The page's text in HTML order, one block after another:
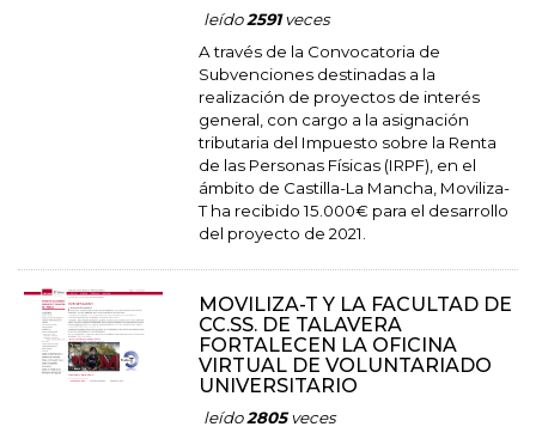
leído2591veces
A través de la Convocatoria de
Subvenciones destinadas a la
realización de proyectos de interés
general, con cargo a la asignación
tributaria del Impuesto sobre la Renta
de las Personas Físicas (IRPF), en el
ámbito de Castilla-La Mancha, Moviliza-
T ha recibido 15.000€ para el desarrollo
del proyecto de 2021.
MOVILIZA-T Y LA FACULTAD DE
CC.SS. DE TALAVERA
FORTALECEN LA OFICINA
VIRTUAL DE VOLUNTARIADO
UNIVERSITARIO
leído2805veces